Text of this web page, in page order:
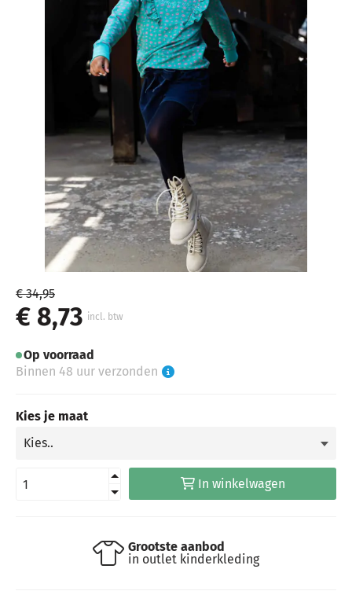
€ 34,95
€ 8,73 incl. btw
Op voorraad
Binnen 48 uur verzonden
Kies je maat
In winkelwagen
Grootste aanbod
in outlet kinderkleding